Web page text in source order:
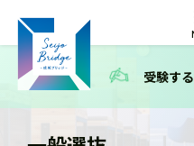
受験する